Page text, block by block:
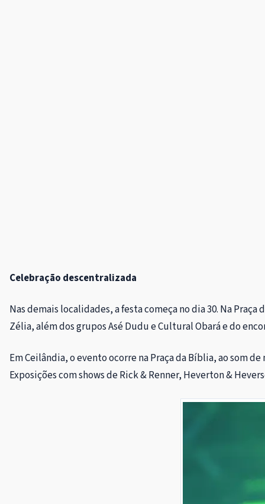
Celebração descentralizada
Nas demais localidades, a festa começa no dia 30. Na
Zélia, além dos grupos Asé Dudu e Cultural Obará e do
Em Ceilândia, o evento ocorre na Praça da Bíblia, ao som
Exposições com shows de Rick & Renner, Heverton &